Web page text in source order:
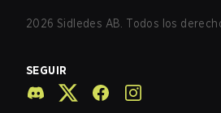
2026 Sidledes AB. Todos los
SEGUIR